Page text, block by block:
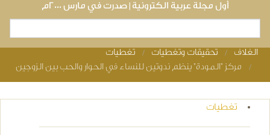
أول مجلة عربية الكترونية | صدرت في مارس ٢٠٠٠م
You are here
الغلاف تحقيقات وتغطيات
تغطيات
مركز "المودة" ينظم ندوتين للنساء في الحوار والحب بين الزوجين
تغطيات